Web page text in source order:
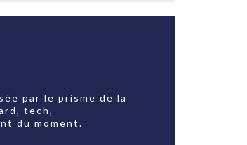
par le prisme de la
tech,
du moment.